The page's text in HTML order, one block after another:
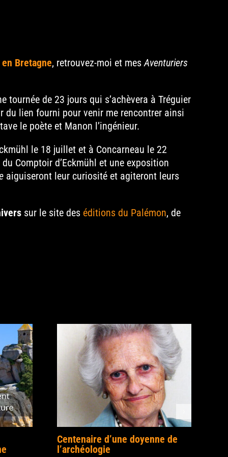
Bretagne, retrouvez-moi et mesAventuriers
de 23 jours qui s’achèvera à Tréguier
du lien fourni pour venir me rencontrer ainsi
le poète et Manon l’ingénieur.
le 18 juillet et à Concarneau le 22
Comptoir d’Eckmühl et une exposition
aiguiseront leur curiosité et agiteront leurs
sur le site des éditions du Palémon, de
Centenaire d’une doyenne de
l’archéologie